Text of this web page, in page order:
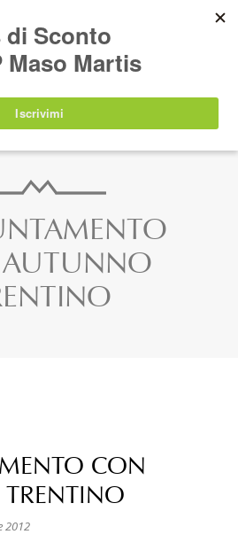
IT EN DE SHOP
CON
2012
a partire da
2026.